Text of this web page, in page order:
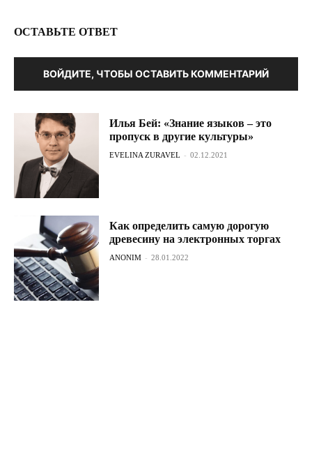
ОСТАВЬТЕ ОТВЕТ
ВОЙДИТЕ, ЧТОБЫ ОСТАВИТЬ КОММЕНТАРИЙ
Илья Бей: «Знание языков – это
пропуск в другие культуры»
EVELINA ZURAVEL - 02.12.2021
Как определить самую дорогую
древесину на электронных торгах
ANONIM - 28.01.2022